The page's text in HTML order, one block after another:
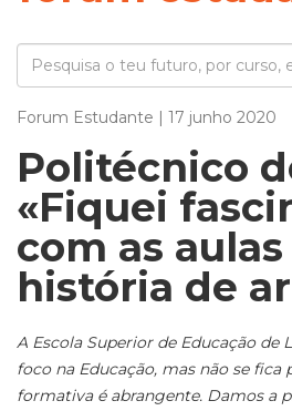
Forum Estudante | 17 junho 2020
Politécnico
«Fiquei
com as
história de
A Escola Superior de Educação de
foco na Educação, mas não se fica
formativa é abrangente. Damos a